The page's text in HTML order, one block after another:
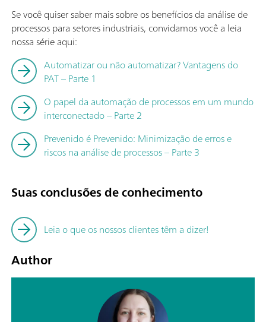
Se você quiser saber mais sobre os benefícios da análise de
processos para setores industriais, convidamos você a leia
nossa série aqui:
Automatizar ou não automatizar? Vantagens do
PAT – Parte 1
O papel da automação de processos em um mundo
interconectado – Parte 2
Prevenido é Prevenido: Minimização de erros e
riscos na análise de processos – Parte 3
Suas conclusões de conhecimento
Leia o que os nossos clientes têm a dizer!
Author